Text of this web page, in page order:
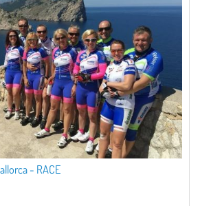
- RACE